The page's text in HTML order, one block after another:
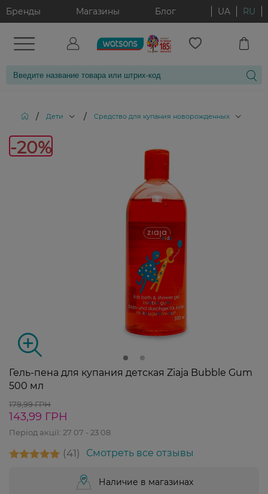
Бренды Магазины Блог UA RU
/ Дети / Cредство для купания новорожденных
-20%
Гель-пена для купания детская Ziaja Bubble Gum
500 мл
179,99 ГРН
143,99 ГРН
Період акції: 27 07 - 23 08
41 Смотреть все отзывы
Наличие в магазинах